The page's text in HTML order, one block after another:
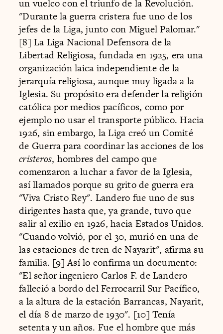
un vuelco con el triunfo de la Revolución.
"Durante la guerra cristera fue uno de los
jefes de la Liga, junto con Miguel Palomar."
[8] La Liga Nacional Defensora de la
Libertad Religiosa, fundada en 1925, era una
organización laica independiente de la
jerarquía religiosa, aunque muy ligada a la
Iglesia. Su propósito era defender la religión
católica por medios pacíficos, como por
ejemplo no usar el transporte público. Hacia
1926, sin embargo, la Liga creó un Comité
de Guerra para coordinar las acciones de los
cristeros, hombres del campo que
comenzaron a luchar a favor de la Iglesia,
así llamados porque su grito de guerra era
"Viva Cristo Rey". Landero fue uno de sus
dirigentes hasta que, ya grande, tuvo que
salir al exilio en 1926, hacia Estados Unidos.
"Cuando volvió, por el 30, murió en una de
las estaciones de tren de Nayarit", afirma su
familia. [9] Así lo confirma un documento:
"El señor ingeniero Carlos F. de Landero
falleció a bordo del Ferrocarril Sur Pacífico,
a la altura de la estación Barrancas, Nayarit,
el día 8 de marzo de 1930". [10] Tenía
setenta y un años. Fue el hombre que más